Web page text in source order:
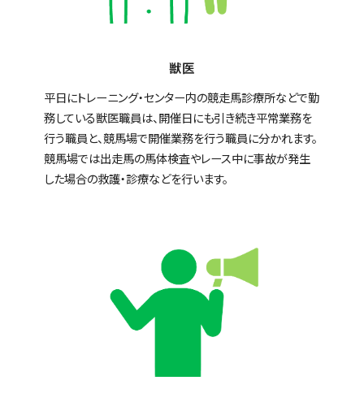
獣医
平日にトレーニング・センター内の競走馬診療所などで勤
務している獣医職員は、開催日にも引き続き平常業務を
行う職員と、競馬場で開催業務を行う職員に分かれます。
競馬場では出走馬の馬体検査やレース中に事故が発生
した場合の救護・診療などを行います。